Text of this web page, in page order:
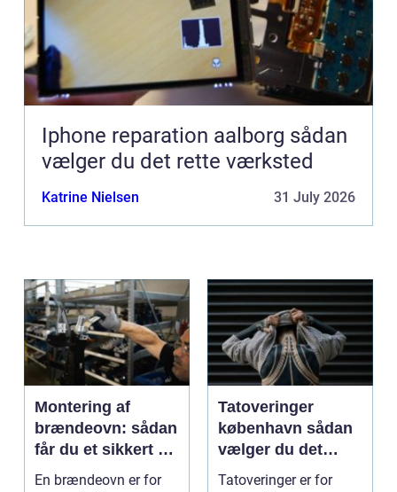
Iphone reparation aalborg sådan
vælger du det rette værksted
Katrine Nielsen 31 July 2026
Montering af
brændeovn: sådan
får du et sikkert og
smukt resultat
En brændeovn er for
Tatoveringer
københavn sådan
vælger du det
rigtige studie
Tatoveringer er for